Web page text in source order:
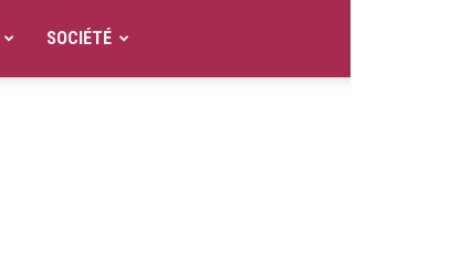
SOCIÉTÉ